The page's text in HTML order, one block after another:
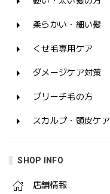
柔らかい・細い髪
くせ毛専用ケア
ダメージケア対策
ブリーチ毛の方
スカルプ・頭皮ケア
SHOP INFO
店舗情報